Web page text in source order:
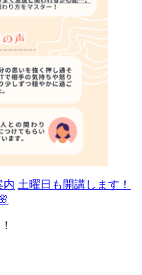
内 土曜日も開講します！